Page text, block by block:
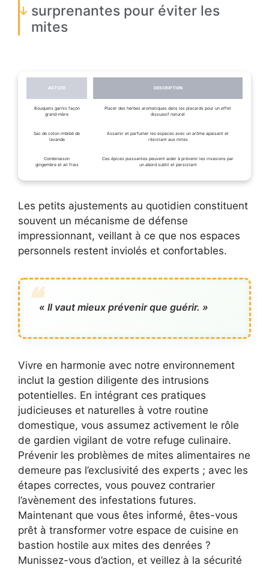
surprenantes pour éviter les
mites
ASTUCE DESCRIPTION
Bouquets garnis façon
grand-mère
Placer des herbes aromatiques dans les placards pour un effet
dissuasif naturel
Sac de coton imbibé de
lavande
Assainir et parfumer les espaces avec un arôme apaisant et
résistant aux mites
Combinaison
gingembre et ail frais
Ces épices puissantes peuvent aider à prévenir les invasions par
un abord subtil et persistant
Les petits ajustements au quotidien constituent
souvent un mécanisme de défense
impressionnant, veillant à ce que nos espaces
personnels restent inviolés et confortables.
« Il vaut mieux prévenir que guérir. »
Vivre en harmonie avec notre environnement
inclut la gestion diligente des intrusions
potentielles. En intégrant ces pratiques
judicieuses et naturelles à votre routine
domestique, vous assumez activement le rôle
de gardien vigilant de votre refuge culinaire.
Prévenir les problèmes de mites alimentaires ne
demeure pas l’exclusivité des experts ; avec les
étapes correctes, vous pouvez contrarier
l’avènement des infestations futures.
Maintenant que vous êtes informé, êtes-vous
prêt à transformer votre espace de cuisine en
bastion hostile aux mites des denrées ?
Munissez-vous d’action, et veillez à la sécurité